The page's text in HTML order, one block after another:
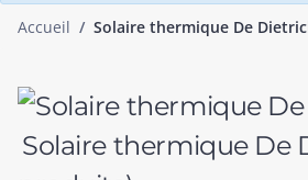
Accueil Solaire thermique De
Solaire thermique De